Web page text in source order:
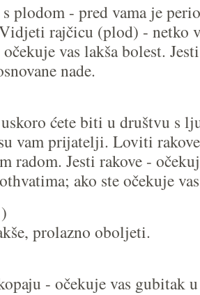
- pred vama je
rajčicu (plod) - netko
vas lakša bolest.
nade.
ćete biti u društvu s
vam prijatelji. Loviti
radom. Jesti rakove -
ako ste očekuje
prolazno oboljeti.
- očekuje vas gubitak